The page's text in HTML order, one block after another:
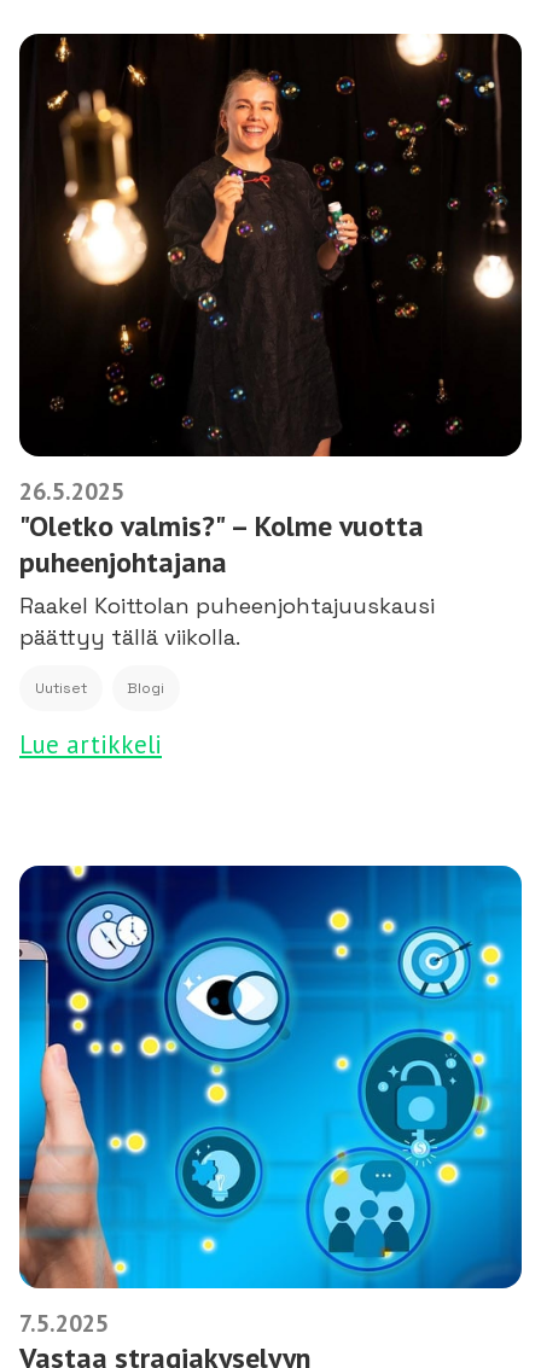
26.5.2025
"Oletko valmis?" – Kolme vuotta
puheenjohtajana
Raakel Koittolan puheenjohtajuuskausi
päättyy tällä viikolla.
Uutiset Blogi
Lue artikkeli
7.5.2025
Vastaa stragiakyselyyn